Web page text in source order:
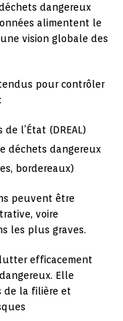
dangereux
alimentent le
vision globale des
pour contrôler
l’État (DREAL)
déchets dangereux
bordereaux)
peuvent être
voire
les plus graves.
efficacement
Elle
de la filière et